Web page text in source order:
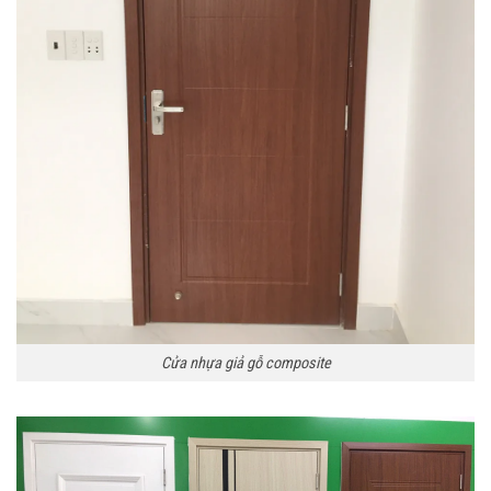
Cửa nhựa giả gỗ composite